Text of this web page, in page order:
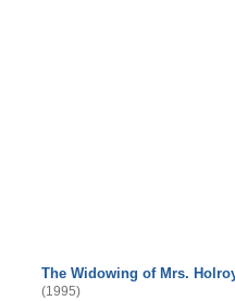
The Widowing of Mrs.
(1995)